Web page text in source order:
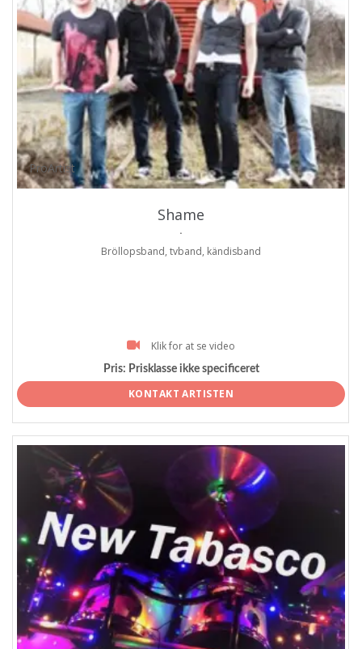
ProArtist
Shame
.
Bröllopsband, tvband, kändisband
Klik for at se video
Pris: Prisklasse ikke specificeret
KONTAKT ARTISTEN